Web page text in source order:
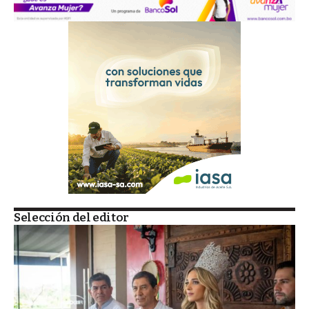
Selección del editor